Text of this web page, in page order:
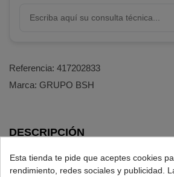
Referencia: 417202833
Marca: GRUPO BSH
DESCRIPCIÓN
Repuesto botellero inferior para
Esta tienda te pide que aceptes cookies
rendimiento, redes sociales y publicidad.